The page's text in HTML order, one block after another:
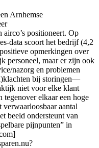
Arnhemse
airco’s positioneert. Op
data scoort het bedrijf (4,2
opmerkingen over
personeel, maar er zijn ook
nazorg en problemen
bij storingen—
niet voor elke klant
elkaar een hoge
verwaarloosbaar aantal
beeld ondersteunt van
pijnpunten” in